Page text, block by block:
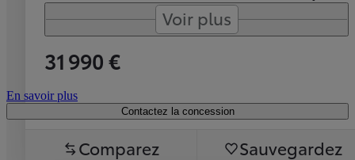
Voir plus
31 990 €
En savoir plus
Contactez la concession
Comparez Sauvegardez